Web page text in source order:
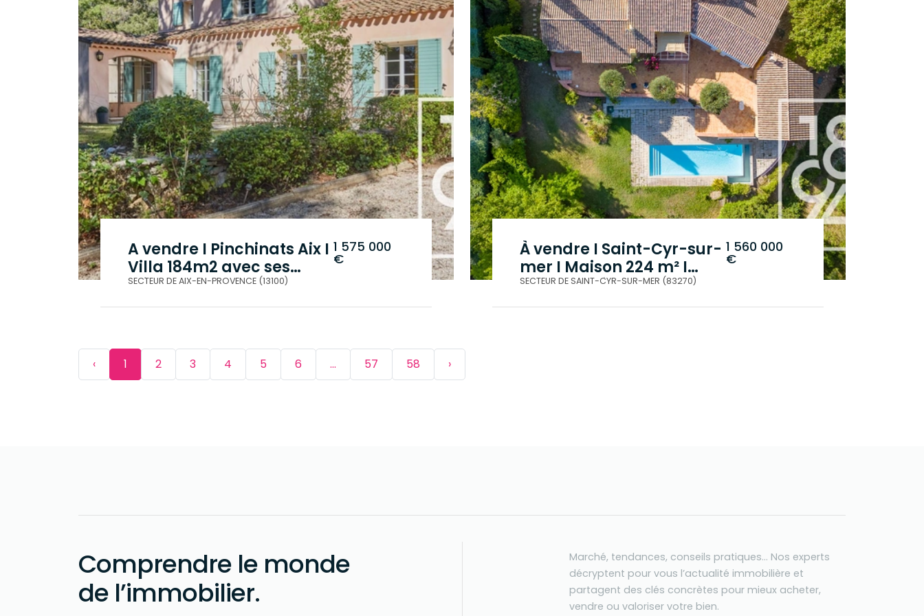
A vendre I Pinchinats Aix I
Villa 184m2 avec ses
dépendances I Au calme
sans vis à vis.
SECTEUR DE AIX-EN-PROVENCE (13100)
1 575 000
€
À vendre I Saint-Cyr-sur-
mer I Maison 224 m² I
Piscine I Dépendance.
SECTEUR DE SAINT-CYR-SUR-MER (83270)
1 560 000
€
‹ 1 2 3 4 5 6 ... 57 58 ›
Comprendre le monde
de l’immobilier.
Marché, tendances, conseils pratiques… Nos experts
décryptent pour vous l’actualité immobilière et
partagent des clés concrètes pour mieux acheter,
vendre ou valoriser votre bien.